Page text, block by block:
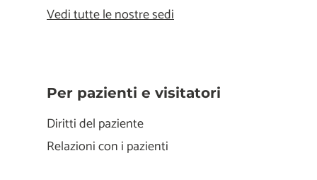
Vedi tutte le nostre sedi
Per pazienti e visitatori
Diritti del paziente
Relazioni con i pazienti